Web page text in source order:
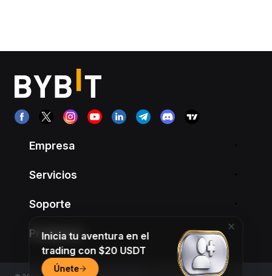
Empresa
Servicios
Soporte
Productos
Inicia tu aventura en el
trading con $20 USDT
Únete